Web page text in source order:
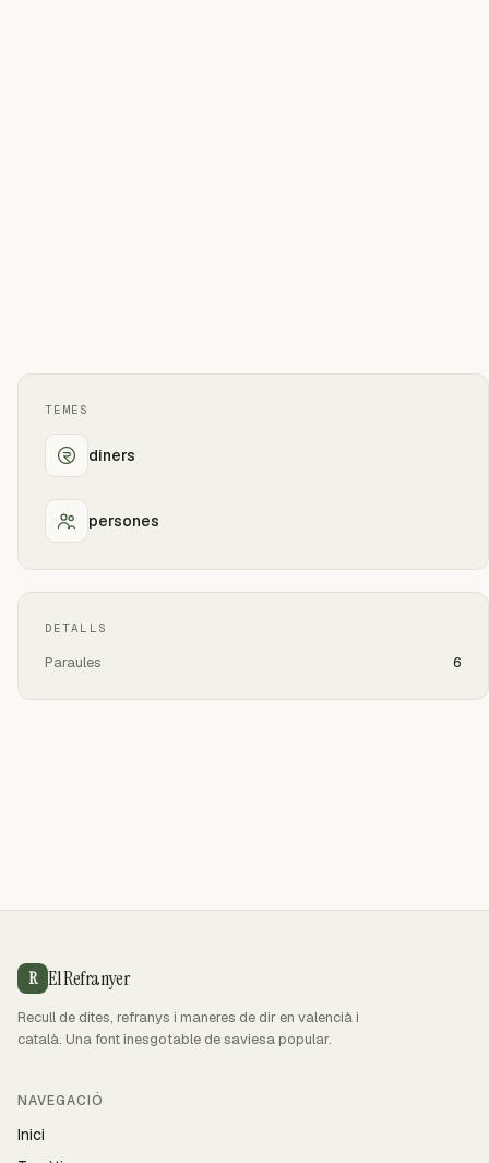
TEMES
diners
persones
DETALLS
Paraules 6
R El Refranyer
Recull de dites, refranys i maneres de dir en valencià i
català. Una font inesgotable de saviesa popular.
NAVEGACIÓ
Inici